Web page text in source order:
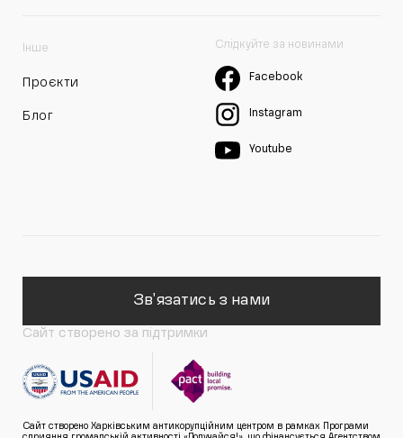
Інше
Проєкти
Блог
Слідкуйте за новинами
Facebook
Instagram
Youtube
Зв'язатись з нами
Сайт створено за підтримки
Сайт створено Харківським антикорупційним центром в рамках Програми